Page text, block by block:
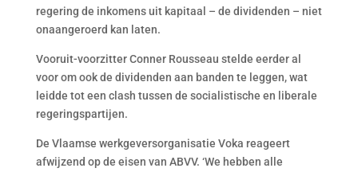
regering de inkomens uit kapitaal – de dividenden – niet
onaangeroerd kan laten.
Vooruit-voorzitter Conner Rousseau stelde eerder al
voor om ook de dividenden aan banden te leggen, wat
leidde tot een clash tussen de socialistische en liberale
regeringspartijen.
De Vlaamse werkgeversorganisatie Voka reageert
afwijzend op de eisen van ABVV. ‘We hebben alle